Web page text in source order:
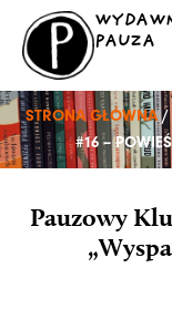
Przejdź
treści
PAUZA
STRONA GŁÓWNA/
#16 –
Pauzowy